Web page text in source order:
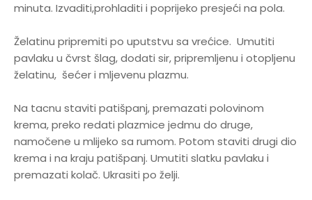
minuta. Izvaditi,prohladiti i poprijeko presjeći na pola.
Želatinu pripremiti po uputstvu sa vrećice. Umutiti
pavlaku u čvrst šlag, dodati sir, pripremljenu i otopljenu
želatinu, šećer i mljevenu plazmu.
Na tacnu staviti patišpanj, premazati polovinom
krema, preko redati plazmice jedmu do druge,
namočene u mlijeko sa rumom. Potom staviti drugi dio
krema i na kraju patišpanj. Umutiti slatku pavlaku i
premazati kolač. Ukrasiti po želji.